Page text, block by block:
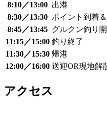
8:10／13:00 出港
8:30／13:30 ポイント到着
8:45／13:45 グルクン釣り
11:15／15:00 釣り終了
11:30／15:30 帰港
12:00／16:00 送迎OR現地解
アクセス